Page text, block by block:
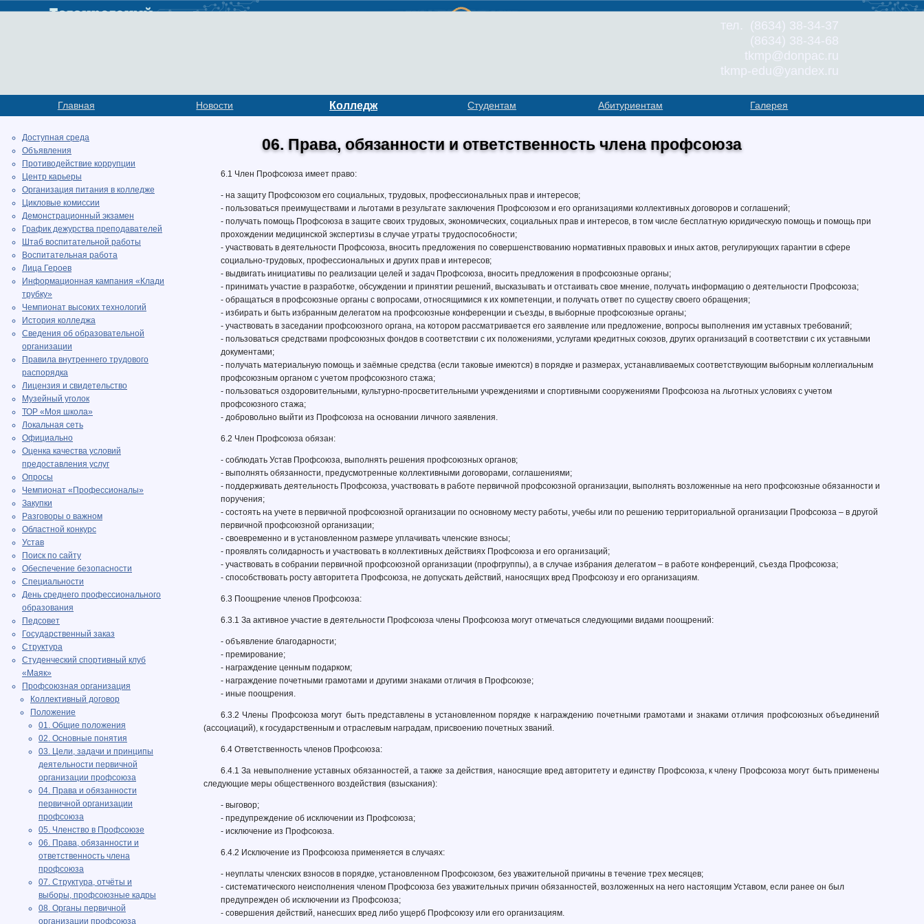
тел. (8634) 38-34-37
(8634) 38-34-68
tkmp@donpac.ru
tkmp-edu@yandex.ru
Главная Новости Колледж Студентам Абитуриентам Галерея
Доступная среда
Объявления
Противодействие коррупции
Центр карьеры
Организация питания в колледже
Цикловые комиссии
Демонстрационный экзамен
График дежурства преподавателей
Штаб воспитательной работы
Воспитательная работа
Лица Героев
Информационная кампания «Клади
трубку»
Чемпионат высоких технологий
История колледжа
Сведения об образовательной
организации
Правила внутреннего трудового
распорядка
Лицензия и свидетельство
Музейный уголок
ТОР «Моя школа»
Локальная сеть
Официально
Оценка качества условий
предоставления услуг
Опросы
Чемпионат «Профессионалы»
Закупки
Разговоры о важном
Областной конкурс
Устав
Поиск по сайту
Обеспечение безопасности
Специальности
День среднего профессионального
образования
Педсовет
Государственный заказ
Структура
Студенческий спортивный клуб
«Маяк»
Профсоюзная организация
Коллективный договор
Положение
01. Общие положения
02. Основные понятия
03. Цели, задачи и принципы
деятельности первичной
организации профсоюза
04. Права и обязанности
первичной организации
профсоюза
05. Членство в Профсоюзе
06. Права, обязанности и
ответственность члена
профсоюза
07. Структура, отчёты и
выборы, профсоюзные кадры
08. Органы первичной
организации профсоюза
06. Права, обязанности и ответственность члена профсоюза
6.1 Член Профсоюза имеет право:
- на защиту Профсоюзом его социальных, трудовых, профессиональных прав и интересов;
- пользоваться преимуществами и льготами в результате заключения Профсоюзом и его организациями коллективных договоров и соглашений;
- получать помощь Профсоюза в защите своих трудовых, экономических, социальных прав и интересов, в том числе бесплатную юридическую помощь и помощь при
прохождении медицинской экспертизы в случае утраты трудоспособности;
- участвовать в деятельности Профсоюза, вносить предложения по совершенствованию нормативных правовых и иных актов, регулирующих гарантии в сфере
социально-трудовых, профессиональных и других прав и интересов;
- выдвигать инициативы по реализации целей и задач Профсоюза, вносить предложения в профсоюзные органы;
- принимать участие в разработке, обсуждении и принятии решений, высказывать и отстаивать свое мнение, получать информацию о деятельности Профсоюза;
- обращаться в профсоюзные органы с вопросами, относящимися к их компетенции, и получать ответ по существу своего обращения;
- избирать и быть избранным делегатом на профсоюзные конференции и съезды, в выборные профсоюзные органы;
- участвовать в заседании профсоюзного органа, на котором рассматривается его заявление или предложение, вопросы выполнения им уставных требований;
- пользоваться средствами профсоюзных фондов в соответствии с их положениями, услугами кредитных союзов, других организаций в соответствии с их уставными
документами;
- получать материальную помощь и заёмные средства (если таковые имеются) в порядке и размерах, устанавливаемых соответствующим выборным коллегиальным
профсоюзным органом с учетом профсоюзного стажа;
- пользоваться оздоровительными, культурно-просветительными учреждениями и спортивными сооружениями Профсоюза на льготных условиях с учетом
профсоюзного стажа;
- добровольно выйти из Профсоюза на основании личного заявления.
6.2 Член Профсоюза обязан:
- соблюдать Устав Профсоюза, выполнять решения профсоюзных органов;
- выполнять обязанности, предусмотренные коллективными договорами, соглашениями;
- поддерживать деятельность Профсоюза, участвовать в работе первичной профсоюзной организации, выполнять возложенные на него профсоюзные обязанности и
поручения;
- состоять на учете в первичной профсоюзной организации по основному месту работы, учебы или по решению территориальной организации Профсоюза – в другой
первичной профсоюзной организации;
- своевременно и в установленном размере уплачивать членские взносы;
- проявлять солидарность и участвовать в коллективных действиях Профсоюза и его организаций;
- участвовать в собрании первичной профсоюзной организации (профгруппы), а в случае избрания делегатом – в работе конференций, съезда Профсоюза;
- способствовать росту авторитета Профсоюза, не допускать действий, наносящих вред Профсоюзу и его организациям.
6.3 Поощрение членов Профсоюза:
6.3.1 За активное участие в деятельности Профсоюза члены Профсоюза могут отмечаться следующими видами поощрений:
- объявление благодарности;
- премирование;
- награждение ценным подарком;
- награждение почетными грамотами и другими знаками отличия в Профсоюзе;
- иные поощрения.
6.3.2 Члены Профсоюза могут быть представлены в установленном порядке к награждению почетными грамотами и знаками отличия профсоюзных объединений
(ассоциаций), к государственным и отраслевым наградам, присвоению почетных званий.
6.4 Ответственность членов Профсоюза:
6.4.1 За невыполнение уставных обязанностей, а также за действия, наносящие вред авторитету и единству Профсоюза, к члену Профсоюза могут быть применены
следующие меры общественного воздействия (взыскания):
- выговор;
- предупреждение об исключении из Профсоюза;
- исключение из Профсоюза.
6.4.2 Исключение из Профсоюза применяется в случаях:
- неуплаты членских взносов в порядке, установленном Профсоюзом, без уважительной причины в течение трех месяцев;
- систематического неисполнения членом Профсоюза без уважительных причин обязанностей, возложенных на него настоящим Уставом, если ранее он был
предупрежден об исключении из Профсоюза;
- совершения действий, нанесших вред либо ущерб Профсоюзу или его организациям.